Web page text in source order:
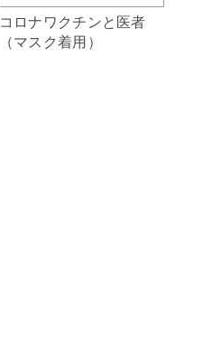
コロナワクチンと医者
（マスク着用）